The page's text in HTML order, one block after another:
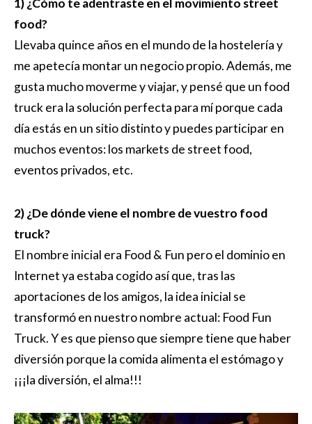
1) ¿Cómo te adentraste en el movimiento street
food?
Llevaba quince años en el mundo de la hostelería y
me apetecía montar un negocio propio. Además, me
gusta mucho moverme y viajar, y pensé que un food
truck era la solución perfecta para mí porque cada
día estás en un sitio distinto y puedes participar en
muchos eventos: los markets de street food,
eventos privados, etc.
2) ¿De dónde viene el nombre de vuestro food
truck?
El nombre inicial era Food & Fun pero el dominio en
Internet ya estaba cogido así que, tras las
aportaciones de los amigos, la idea inicial se
transformó en nuestro nombre actual: Food Fun
Truck. Y es que pienso que siempre tiene que haber
diversión porque la comida alimenta el estómago y
¡¡¡la diversión, el alma!!!